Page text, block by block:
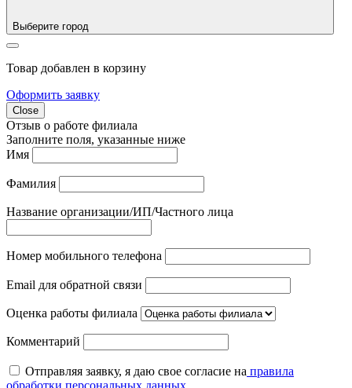
Выберите город
Товар добавлен в корзину
Оформить заявку
Close
Отзыв о работе филиала
Заполните поля, указанные ниже
Имя
Фамилия
Название организации/ИП/Частного лица
Номер мобильного телефона
Email для обратной связи
Оценка работы филиала
Комментарий
Отправляя заявку, я даю свое согласие на правила
обработки персональных данных